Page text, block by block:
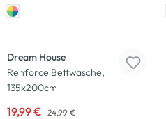
Dream House
Renforce Bettwäsche,
135x200cm
19,99 € 24,99 €